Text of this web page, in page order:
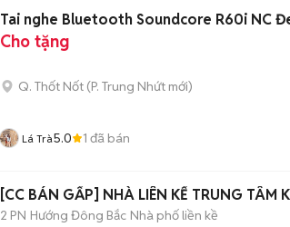
Tai nghe Bluetooth Soundcore R60i NC
Cho tặng
Q. Thốt Nốt (P. Trung Nhứt mới)
Lá Trà5.0 1 đã bán
[CC BÁN GẤP] NHÀ LIÊN KẾ TRUNG TÂM
2 PN Hướng Đông Bắc Nhà phố liền kề